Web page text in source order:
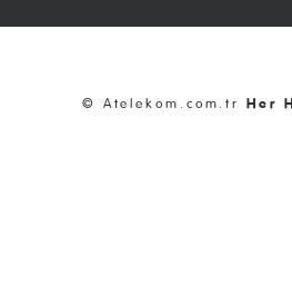
© Atelekom.com.trHer